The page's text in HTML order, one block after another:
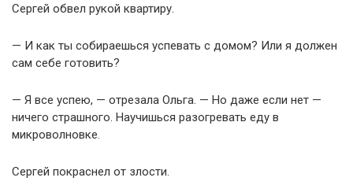
Сергей обвел рукой квартиру.
— И как ты собираешься успевать с домом? Или я должен
сам себе готовить?
— Я все успею, — отрезала Ольга. — Но даже если нет —
ничего страшного. Научишься разогревать еду в
микроволновке.
Сергей покраснел от злости.